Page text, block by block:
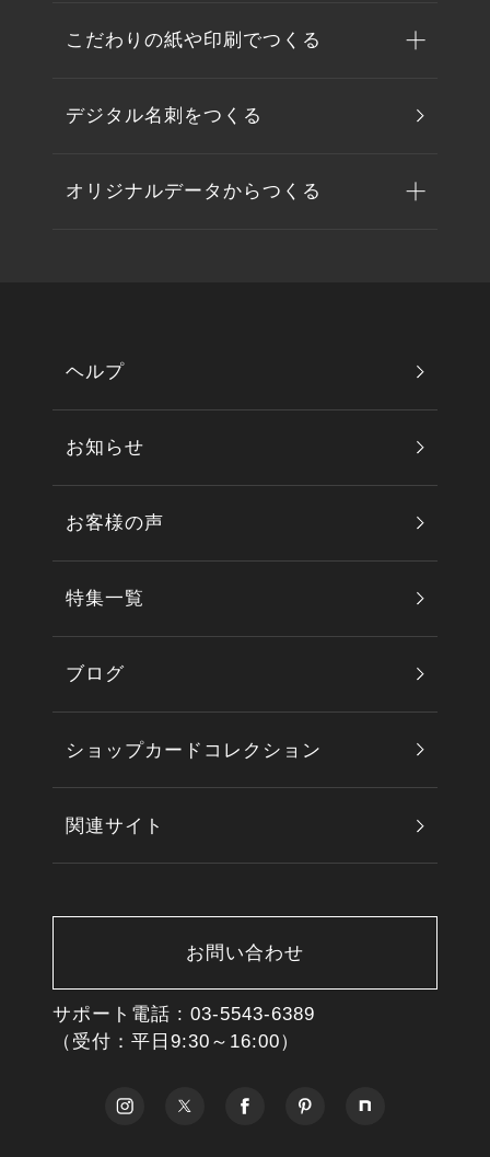
こだわりの紙や印刷でつくる
デジタル名刺をつくる
オリジナルデータからつくる
ヘルプ
お知らせ
お客様の声
特集一覧
ブログ
ショップカードコレクション
関連サイト
お問い合わせ
サポート電話 : 03-5543-6389
（受付：平日9:30～16:00）